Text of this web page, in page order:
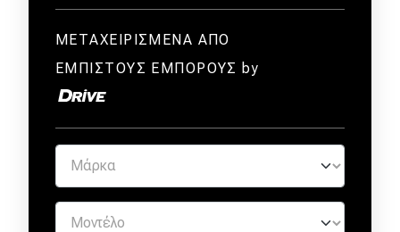
ΜΕΤΑΧΕΙΡΙΣΜΕΝΑ ΑΠΟ
ΕΜΠΙΣΤΟΥΣ ΕΜΠΟΡΟΥΣ by